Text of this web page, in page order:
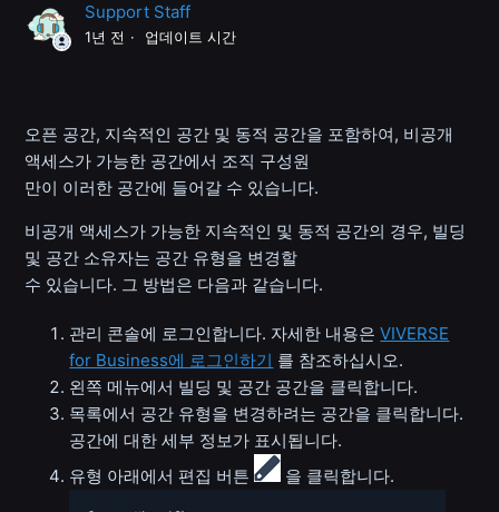
Support Staff
1년 전 업데이트 시간
오픈 공간, 지속적인 공간 및 동적 공간을 포함하여, 비공개
액세스가 가능한 공간에서 조직 구성원
만이 이러한 공간에 들어갈 수 있습니다.
비공개 액세스가 가능한 지속적인 및 동적 공간의 경우, 빌딩
및 공간 소유자는 공간 유형을 변경할
수 있습니다. 그 방법은 다음과 같습니다.
관리 콘솔에 로그인합니다. 자세한 내용은VIVERSE
for Business에 로그인하기 를 참조하십시오.
왼쪽 메뉴에서 빌딩 및 공간 공간을 클릭합니다.
목록에서 공간 유형을 변경하려는 공간을 클릭합니다.
공간에 대한 세부 정보가 표시됩니다.
유형 아래에서 편집 버튼
을 클릭합니다.